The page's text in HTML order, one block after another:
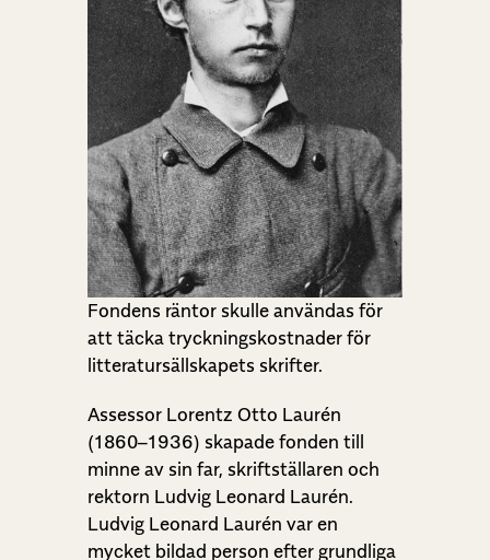
Fondens räntor skulle användas för
att täcka tryckningskostnader för
litteratursällskapets skrifter.
Assessor Lorentz Otto Laurén
(1860–1936) skapade fonden till
minne av sin far, skriftställaren och
rektorn Ludvig Leonard Laurén.
Ludvig Leonard Laurén var en
mycket bildad person efter grundliga